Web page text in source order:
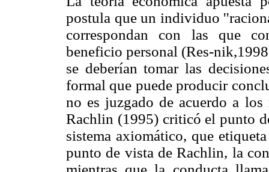
postula que un individuo
correspondan con las que
beneficio personal (Res-
se deberían tomar las
formal que puede producir
no es juzgado de acuerdo a
Rachlin (1995) criticó el punto
sistema axiomático, que
punto de vista de Rachlin, la